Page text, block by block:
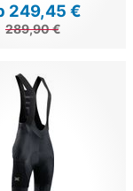
249,45 €
289,90 €